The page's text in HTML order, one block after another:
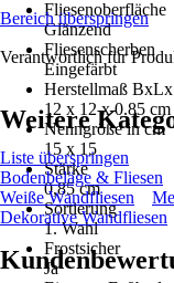
Fliesenoberfläche
Glänzend
Fliesenscherben
Eingefärbt
Herstellmaß
12 x 12 x 0.85 cm
Nenngröße in cm
15 x 15
Stärke
0,85 cm
Sortierung
1. Wahl
Frostsicher
Ja
Bereich überspringen
Verantwortlich für
Weitere
Liste überspringen
Bodenbeläge & Fliesen
Weiße Wandfliesen
Dekorative Wandfliesen